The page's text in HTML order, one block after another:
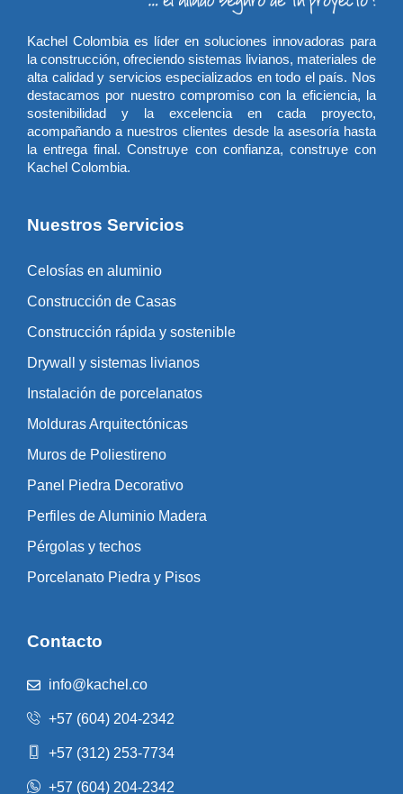
Kachel Colombia es líder en soluciones innovadoras para
la construcción, ofreciendo sistemas livianos, materiales de
alta calidad y servicios especializados en todo el país. Nos
destacamos por nuestro compromiso con la eficiencia, la
sostenibilidad y la excelencia en cada proyecto,
acompañando a nuestros clientes desde la asesoría hasta
la entrega final. Construye con confianza, construye con
Kachel Colombia.
Nuestros Servicios
Celosías en aluminio
Construcción de Casas
Construcción rápida y sostenible
Drywall y sistemas livianos
Instalación de porcelanatos
Molduras Arquitectónicas
Muros de Poliestireno
Panel Piedra Decorativo
Perfiles de Aluminio Madera
Pérgolas y techos
Porcelanato Piedra y Pisos
Contacto
info@kachel.co
+57 (604) 204-2342
+57 (312) 253-7734
+57 (604) 204-2342